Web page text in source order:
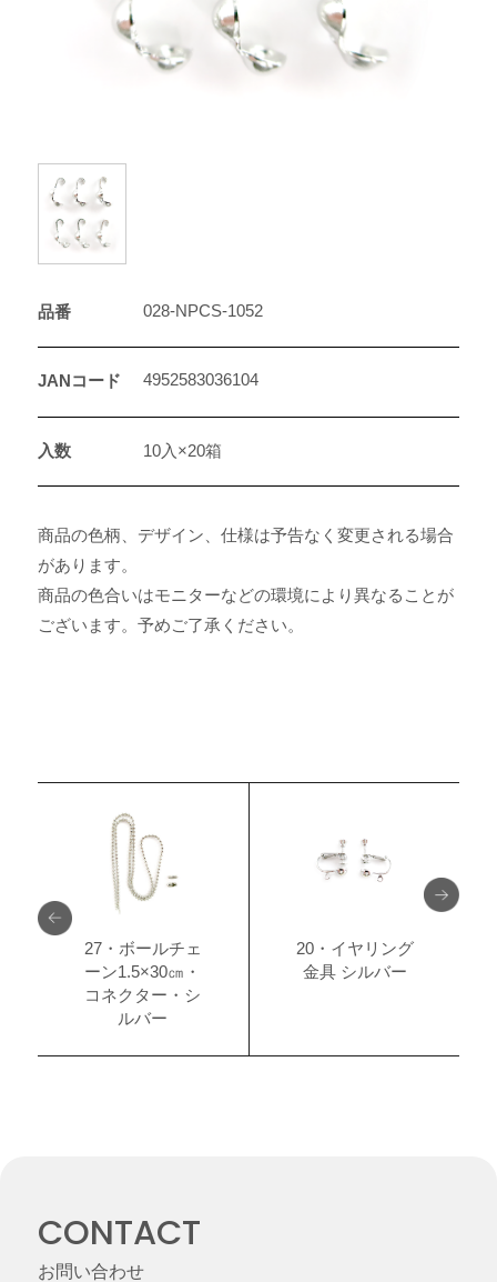
品番 028-NPCS-1052
JANコード 4952583036104
入数 10入×20箱
商品の色柄、デザイン、仕様は予告なく変更される場合
があります。
商品の色合いはモニターなどの環境により異なることが
ございます。予めご了承ください。
27・ボールチェ
ーン1.5×30㎝・
コネクター・シ
ルバー
20・イヤリング
金具 シルバー
CONTACT
お問い合わせ